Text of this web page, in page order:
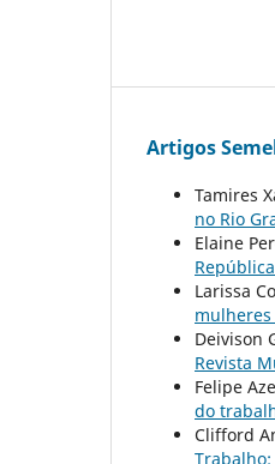
Artigos
Tamires
no Rio
Elaine
República
Larissa
mulheres
Deivison
Revista
Felipe
do
Clifford